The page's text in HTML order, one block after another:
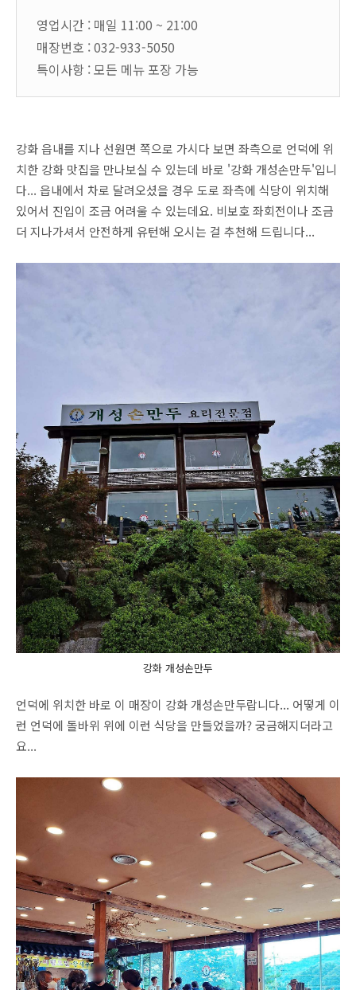
영업시간 : 매일 11:00 ~ 21:00
매장번호 : 032-933-5050
특이사항 : 모든 메뉴 포장 가능
강화 읍내를 지나 선원면 쪽으로 가시다 보면 좌측으로 언덕에 위
치한 강화 맛집을 만나보실 수 있는데 바로 '강화 개성손만두'입니
다... 읍내에서 차로 달려오셨을 경우 도로 좌측에 식당이 위치해
있어서 진입이 조금 어려울 수 있는데요. 비보호 좌회전이나 조금
더 지나가셔서 안전하게 유턴해 오시는 걸 추천해 드립니다...
강화 개성손만두
언덕에 위치한 바로 이 매장이 강화 개성손만두랍니다... 어떻게 이
런 언덕에 돌바위 위에 이런 식당을 만들었을까? 궁금해지더라고
요...